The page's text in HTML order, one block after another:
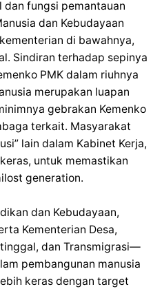
dan fungsi pemantauan
dan Kebudayaan
di bawahnya,
Sindiran terhadap sepinya
PMK dalam riuhnya
merupakan luapan
gebrakan Kemenko
terkait. Masyarakat
lain dalam Kabinet Kerja,
untuk memastikan
generation.
dan Kebudayaan,
Kementerian Desa,
dan Transmigrasi—
pembangunan manusia
keras dengan target